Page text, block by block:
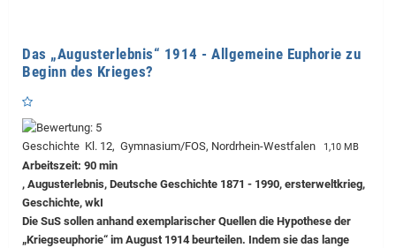
Das „Augusterlebnis“ 1914 - Allgemeine Euphorie zu
Beginn des Krieges?
Geschichte Kl. 12, Gymnasium/FOS, Nordrhein-Westfalen 1,10 MB
Arbeitszeit: 90 min
, Augusterlebnis, Deutsche Geschichte 1871 - 1990, ersterweltkrieg,
Geschichte, wkI
Die SuS sollen anhand exemplarischer Quellen die Hypothese der
„Kriegseuphorie“ im August 1914 beurteilen. Indem sie das lange